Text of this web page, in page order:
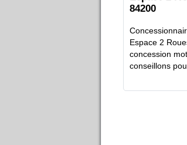
84200
Espace 2
concession
conseillons